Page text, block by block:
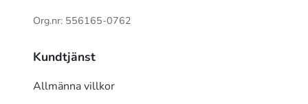
Org.nr: 556165-0762
Kundtjänst
Allmänna villkor